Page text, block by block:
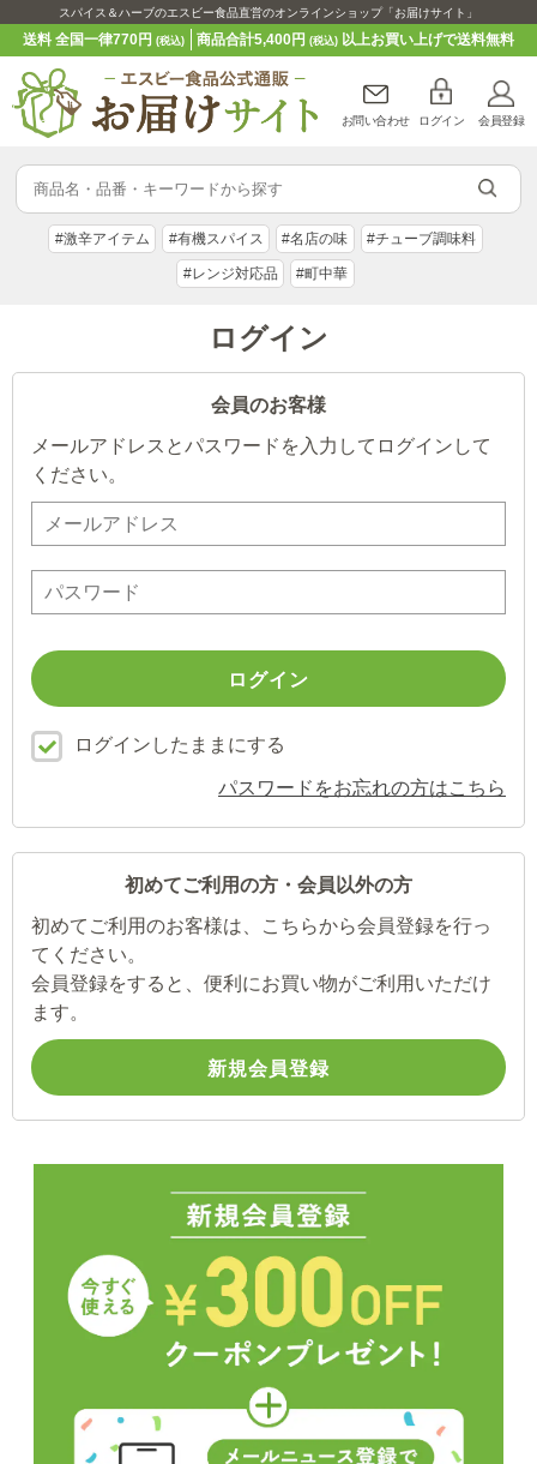
スパイス＆ハーブのエスビー食品直営のオンラインショップ「お届けサイト」
送料 全国一律770円(税込) 商品合計5,400円 (税込)以上お買い上げで送料無料
お問い合わせ ログイン 会員登録
#激辛アイテム #有機スパイス #名店の味 #チューブ調味料
#レンジ対応品 #町中華
ログイン
会員のお客様
メールアドレスとパスワードを入力してログインして
ください。
ログインしたままにする
パスワードをお忘れの方はこちら
初めてご利用の方・会員以外の方
初めてご利用のお客様は、こちらから会員登録を行っ
てください。
会員登録をすると、便利にお買い物がご利用いただけ
ます。